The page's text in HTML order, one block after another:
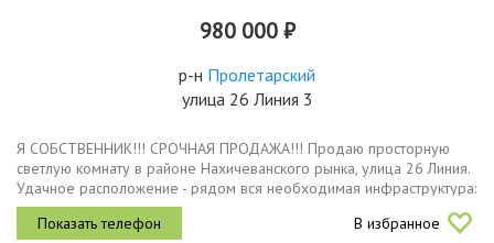
980 000 ₽
р-н Пролетарский
улица 26 Линия 3
Я СОБСТВЕННИК!!! СРОЧНАЯ ПРОДАЖА!!! Продаю просторную
светлую комнату в районе Нахичеванского рынка, улица 26 Линия.
Удачное расположение - рядом вся необходимая инфраструктура:
Гимназия № 14, Лицей №13, Нахичеванский рынок, автобусные...
В избранное